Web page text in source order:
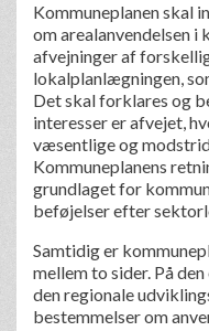
Kommuneplanen skal
om arealanvendelsen i
afvejninger af
lokalplanlægningen,
Det skal forklares og
interesser er afvejet,
væsentlige og
Kommuneplanens
grundlaget for
beføjelser efter
Samtidig er
mellem to sider. På
den regionale
bestemmelser om